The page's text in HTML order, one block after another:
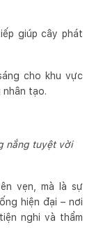
giúp cây phát
cho khu vực
nhân tạo.
nắng tuyệt vời
vẹn, mà là sự
hiện đại – nơi
nghi và thẩm